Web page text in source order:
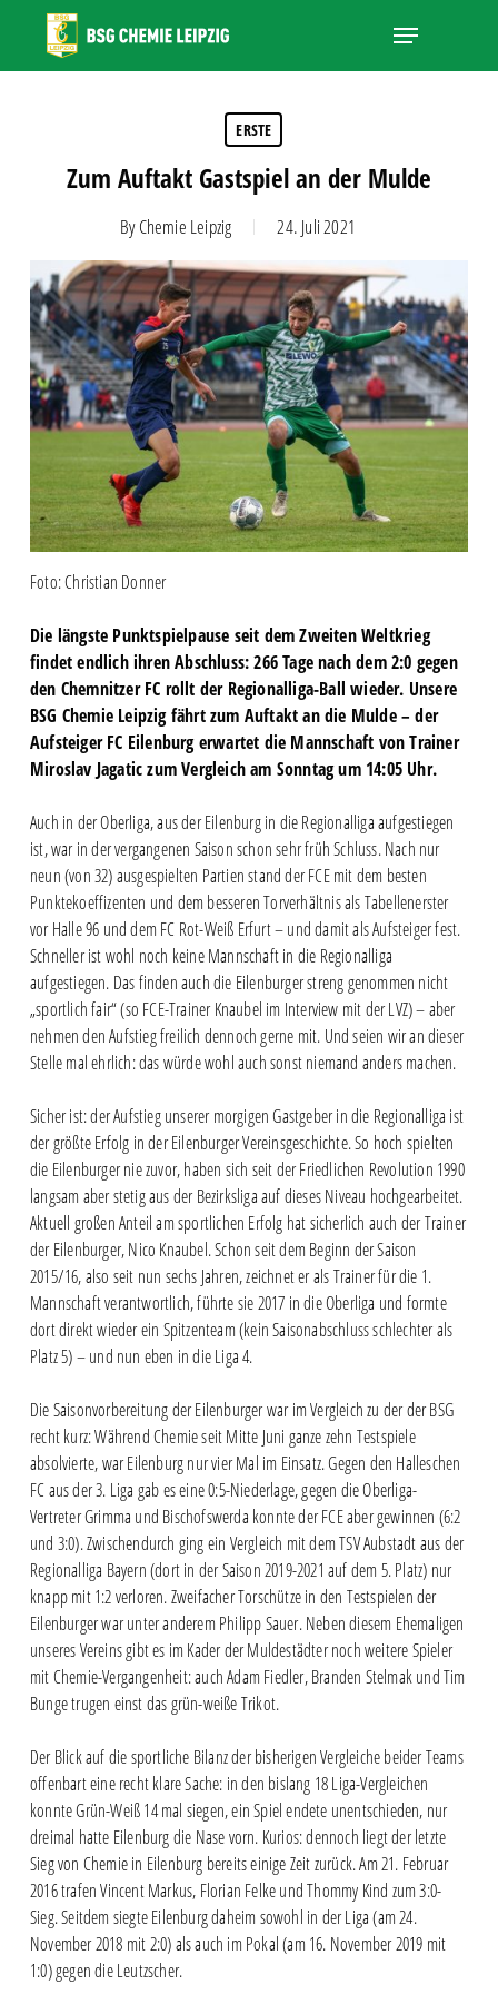
main
Menu
ERSTE
Zum Auftakt Gastspiel an der Mulde
By Chemie Leipzig 24. Juli 2021
Foto: Christian Donner
Die längste Punktspielpause seit dem Zweiten Weltkrieg
findet endlich ihren Abschluss: 266 Tage nach dem 2:0 gegen
den Chemnitzer FC rollt der Regionalliga-Ball wieder. Unsere
BSG Chemie Leipzig fährt zum Auftakt an die Mulde – der
Aufsteiger FC Eilenburg erwartet die Mannschaft von Trainer
Miroslav Jagatic zum Vergleich am Sonntag um 14:05 Uhr.
Auch in der Oberliga, aus der Eilenburg in die Regionalliga aufgestiegen
ist, war in der vergangenen Saison schon sehr früh Schluss. Nach nur
neun (von 32) ausgespielten Partien stand der FCE mit dem besten
Punktekoeffizenten und dem besseren Torverhältnis als Tabellenerster
vor Halle 96 und dem FC Rot-Weiß Erfurt – und damit als Aufsteiger fest.
Schneller ist wohl noch keine Mannschaft in die Regionalliga
aufgestiegen. Das finden auch die Eilenburger streng genommen nicht
„sportlich fair“ (so FCE-Trainer Knaubel im Interview mit der LVZ) – aber
nehmen den Aufstieg freilich dennoch gerne mit. Und seien wir an dieser
Stelle mal ehrlich: das würde wohl auch sonst niemand anders machen.
Sicher ist: der Aufstieg unserer morgigen Gastgeber in die Regionalliga ist
der größte Erfolg in der Eilenburger Vereinsgeschichte. So hoch spielten
die Eilenburger nie zuvor, haben sich seit der Friedlichen Revolution 1990
langsam aber stetig aus der Bezirksliga auf dieses Niveau hochgearbeitet.
Aktuell großen Anteil am sportlichen Erfolg hat sicherlich auch der Trainer
der Eilenburger, Nico Knaubel. Schon seit dem Beginn der Saison
2015/16, also seit nun sechs Jahren, zeichnet er als Trainer für die 1.
Mannschaft verantwortlich, führte sie 2017 in die Oberliga und formte
dort direkt wieder ein Spitzenteam (kein Saisonabschluss schlechter als
Platz 5) – und nun eben in die Liga 4.
Die Saisonvorbereitung der Eilenburger war im Vergleich zu der der BSG
recht kurz: Während Chemie seit Mitte Juni ganze zehn Testspiele
absolvierte, war Eilenburg nur vier Mal im Einsatz. Gegen den Halleschen
FC aus der 3. Liga gab es eine 0:5-Niederlage, gegen die Oberliga-
Vertreter Grimma und Bischofswerda konnte der FCE aber gewinnen (6:2
und 3:0). Zwischendurch ging ein Vergleich mit dem TSV Aubstadt aus der
Regionalliga Bayern (dort in der Saison 2019-2021 auf dem 5. Platz) nur
knapp mit 1:2 verloren. Zweifacher Torschütze in den Testspielen der
Eilenburger war unter anderem Philipp Sauer. Neben diesem Ehemaligen
unseres Vereins gibt es im Kader der Muldestädter noch weitere Spieler
mit Chemie-Vergangenheit: auch Adam Fiedler, Branden Stelmak und Tim
Bunge trugen einst das grün-weiße Trikot.
Der Blick auf die sportliche Bilanz der bisherigen Vergleiche beider Teams
offenbart eine recht klare Sache: in den bislang 18 Liga-Vergleichen
konnte Grün-Weiß 14 mal siegen, ein Spiel endete unentschieden, nur
dreimal hatte Eilenburg die Nase vorn. Kurios: dennoch liegt der letzte
Sieg von Chemie in Eilenburg bereits einige Zeit zurück. Am 21. Februar
2016 trafen Vincent Markus, Florian Felke und Thommy Kind zum 3:0-
Sieg. Seitdem siegte Eilenburg daheim sowohl in der Liga (am 24.
November 2018 mit 2:0) als auch im Pokal (am 16. November 2019 mit
1:0) gegen die Leutzscher.
Close